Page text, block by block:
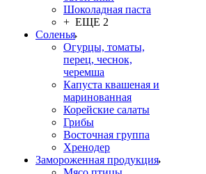
Шоколадная паста
+ ЕЩЕ 2
Соленья
Огурцы, томаты,
перец, чеснок,
черемша
Капуста квашеная и
маринованная
Корейские салаты
Грибы
Восточная группа
Хренодер
Замороженная продукция